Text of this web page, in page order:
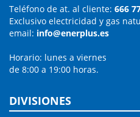
Teléfono de at. al cliente: 666
Exclusivo electricidad y gas
email: info@enerplus.es
Horario: lunes a viernes
de 8:00 a 19:00 horas.
DIVISIONES